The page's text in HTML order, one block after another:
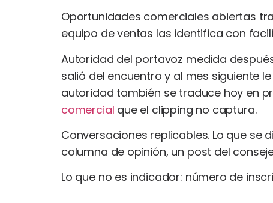
Oportunidades comerciales abiertas
equipo de ventas las identifica con
Autoridad del portavoz medida
salió del encuentro y al mes siguiente
autoridad también se traduce hoy en
comercial que el clipping no captura.
Conversaciones replicables. Lo que se
columna de opinión, un post del
Lo que no es indicador: número de